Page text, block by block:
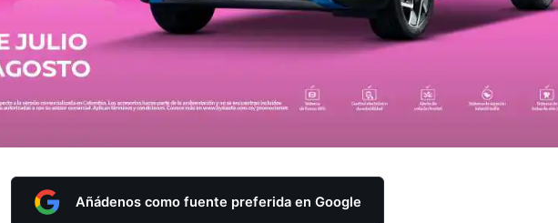
Añádenos como fuente preferida en Google